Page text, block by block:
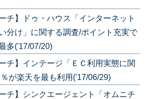
チ】ドゥ・ハウス「インターネット
分け」に関する調査/ポイント充実で
多('17/07/20)
チ】インテージ「ＥＣ利用実態に関
が楽天を最も利用('17/06/29)
チ】シンクエージェント「オムニチ